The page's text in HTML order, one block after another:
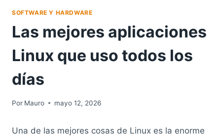
SOFTWARE Y HARDWARE
Las mejores aplicaciones
Linux que uso todos los
días
Por Mauro mayo 12, 2026
Una de las mejores cosas de Linux es la enorme